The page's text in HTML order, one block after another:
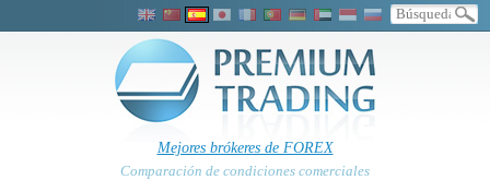
Mejores brókeres de FOREX
Comparación de condiciones comerciales